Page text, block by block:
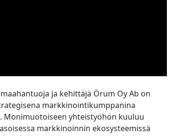
ja kehittäjä Örum Oy Ab on
markkinointikumppanina
Monimuotoiseen yhteistyöhön kuuluu
markkinoinnin ekosysteemissä